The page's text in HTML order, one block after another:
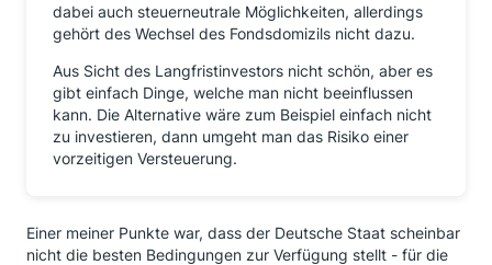
dabei auch steuerneutrale Möglichkeiten, allerdings
gehört des Wechsel des Fondsdomizils nicht dazu.
Aus Sicht des Langfristinvestors nicht schön, aber es
gibt einfach Dinge, welche man nicht beeinflussen
kann. Die Alternative wäre zum Beispiel einfach nicht
zu investieren, dann umgeht man das Risiko einer
vorzeitigen Versteuerung.
Einer meiner Punkte war, dass der Deutsche Staat scheinbar
nicht die besten Bedingungen zur Verfügung stellt - für die